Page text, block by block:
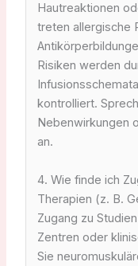
Hautreaktionen
treten allergische
Risiken werden
kontrolliert.
Nebenwirkungen
an.
4. Wie finde ich
Therapien (z. B.
Zugang zu
Zentren oder
Sie